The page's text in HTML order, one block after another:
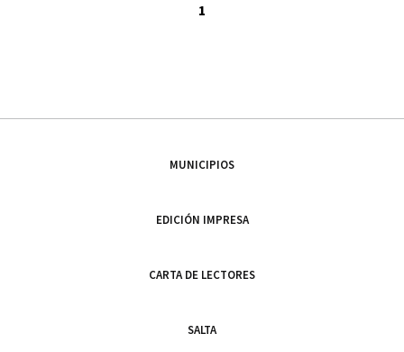
1
MUNICIPIOS
EDICIÓN IMPRESA
CARTA DE LECTORES
SALTA